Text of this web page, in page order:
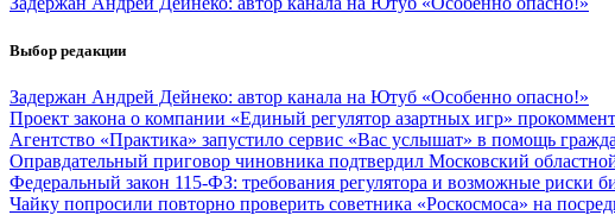
Выбор редакции
Задержан Андрей Дейнеко: автор канала на Ютуб «Особенно опасно!»
Проект закона о компании «Единый регулятор азартных игр»
Агентство «Практика» запустило сервис «Вас услышат» в помощь
Оправдательный приговор чиновника подтвердил Московский
Федеральный закон 115-ФЗ: требования регулятора и возможные риски
Чайку попросили повторно проверить советника «Роскосмоса» на